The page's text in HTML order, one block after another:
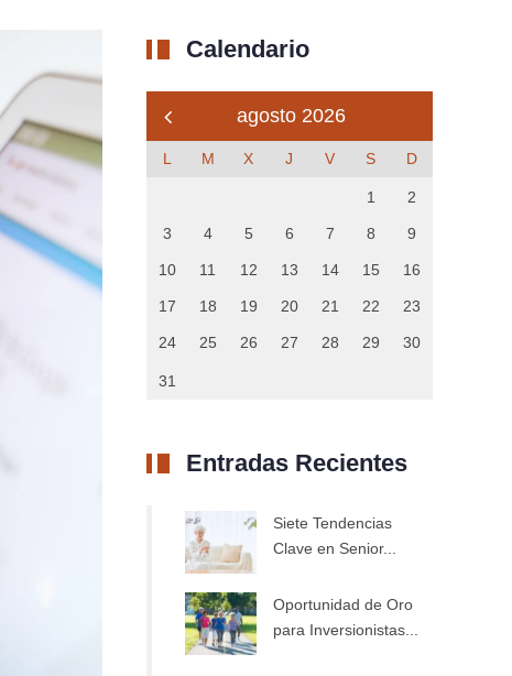
Calendario
agosto 2026
L M X J V S D
1 2
3 4 5 6 7 8 9
10 11 12 13 14 15 16
17 18 19 20 21 22 23
24 25 26 27 28 29 30
31
Entradas Recientes
Siete Tendencias
Clave en Senior...
Oportunidad de Oro
para Inversionistas...